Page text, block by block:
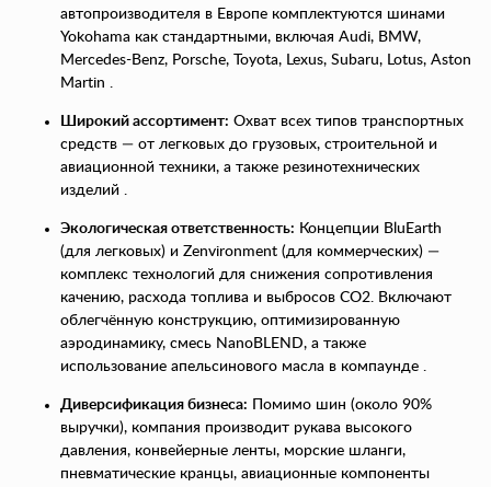
автопроизводителя в Европе комплектуются шинами
Yokohama как стандартными, включая Audi, BMW,
Mercedes-Benz, Porsche, Toyota, Lexus, Subaru, Lotus, Aston
Martin .
Широкий ассортимент: Охват всех типов транспортных
средств — от легковых до грузовых, строительной и
авиационной техники, а также резинотехнических
изделий .
Экологическая ответственность: Концепции BluEarth
(для легковых) и Zenvironment (для коммерческих) —
комплекс технологий для снижения сопротивления
качению, расхода топлива и выбросов CO2. Включают
облегчённую конструкцию, оптимизированную
аэродинамику, смесь NanoBLEND, а также
использование апельсинового масла в компаунде .
Диверсификация бизнеса: Помимо шин (около 90%
выручки), компания производит рукава высокого
давления, конвейерные ленты, морские шланги,
пневматические кранцы, авиационные компоненты